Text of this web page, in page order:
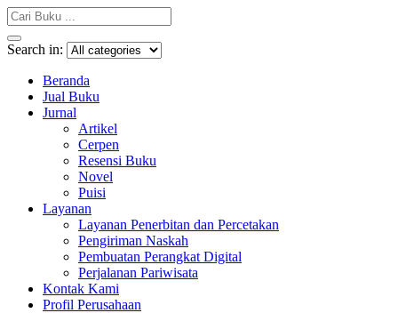
Search in:
Beranda
Jual Buku
Jurnal
Artikel
Cerpen
Resensi Buku
Novel
Puisi
Layanan
Layanan Penerbitan dan Percetakan
Pengiriman Naskah
Pembuatan Perangkat Digital
Perjalanan Pariwisata
Kontak Kami
Profil Perusahaan